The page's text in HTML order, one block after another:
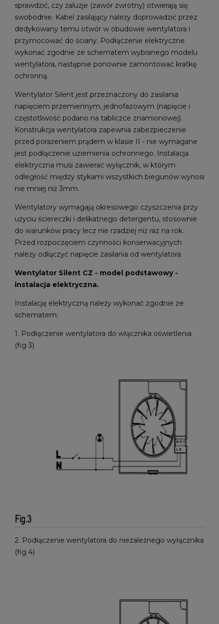
sprawdzić, czy żaluzje (zawór zwrotny) otwierają się
swobodnie. Kabel zasilający należy doprowadzić przez
dedykowany temu otwór w obudowie wentylatora i
przymocować do ściany. Podłączenie elektryczne
wykonać zgodnie ze schematem wybranego modelu
wentylatora, następnie ponownie zamontować kratkę
ochronną.
Wentylator Silent jest przeznaczony do zasilania
napięciem przemiennym, jednofazowym (napięcie i
częstotliwość podano na tabliczce znamionowej).
Konstrukcja wentylatora zapewnia zabezpieczenie
przed porażeniem prądem w klasie II - nie wymagane
jest podłączenie uziemienia ochronnego. Instalacja
elektryczna musi zawierać wyłącznik, w którym
odległość między stykami wszystkich biegunów wynosi
nie mniej niż 3mm.
Wentylatory wymagają okresowego czyszczenia przy
użyciu ściereczki i delikatnego detergentu, stosownie
do warunków pracy lecz nie rzadziej niż raz na rok.
Przed rozpoczęciem czynności konserwacyjnych
należy odłączyć napięcie zasilania od wentylatora.
Wentylator Silent CZ - model podstawowy -
instalacja elektryczna.
Instalację elektryczną należy wykonać zgodnie ze
schematem:
1. Podłączenie wentylatora do włącznika oświetlenia
(fig 3)
2. Podłączenie wentylatora do niezależnego wyłącznika
(fig 4)